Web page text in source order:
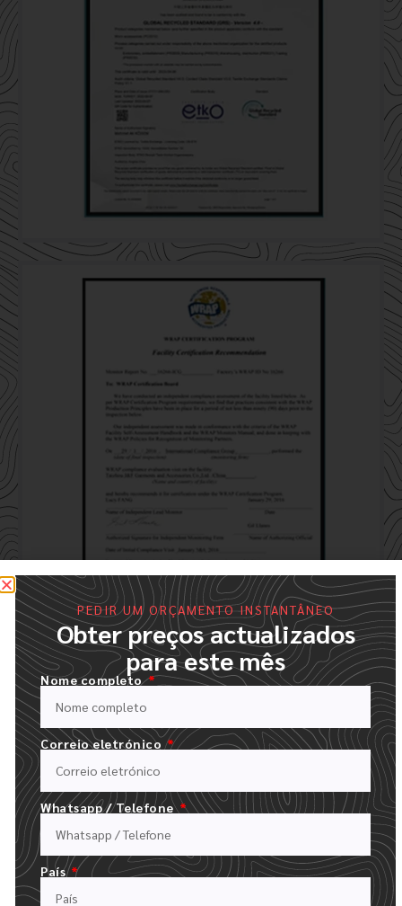
Processo de encomenda
Tão fácil como 1.2.3.4.5.6
PEDIR UM ORÇAMENTO INSTANTÂNEO
Obter preços actualizados
para este mês
Nome completo
Correio eletrónico
Whatsapp / Telefone
País